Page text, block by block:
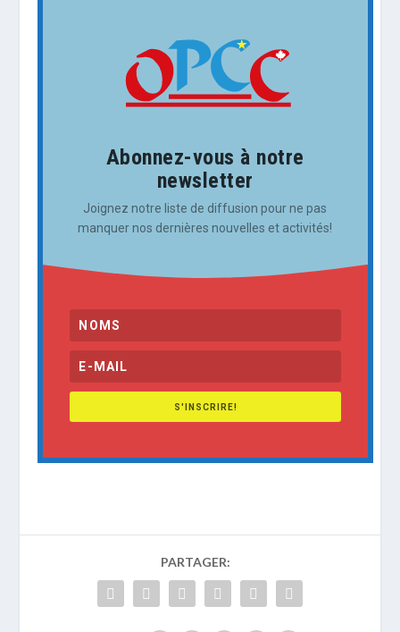
Abonnez-vous à notre
newsletter
Joignez notre liste de diffusion pour ne pas
manquer nos dernières nouvelles et activités!
S'INSCRIRE!
PARTAGER: